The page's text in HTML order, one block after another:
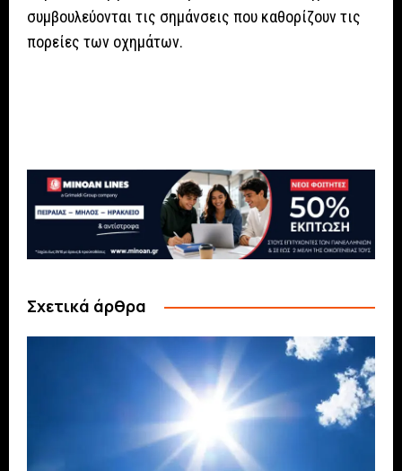
συμβουλεύονται τις σημάνσεις που καθορίζουν τις
πορείες των οχημάτων.
Σχετικά άρθρα